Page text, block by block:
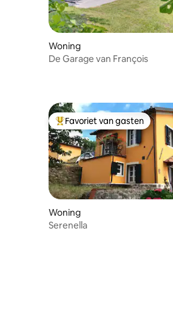
Woning
De Garage van François
Topfavoriet van gasten
Favoriet van gasten
Woning
Serenella